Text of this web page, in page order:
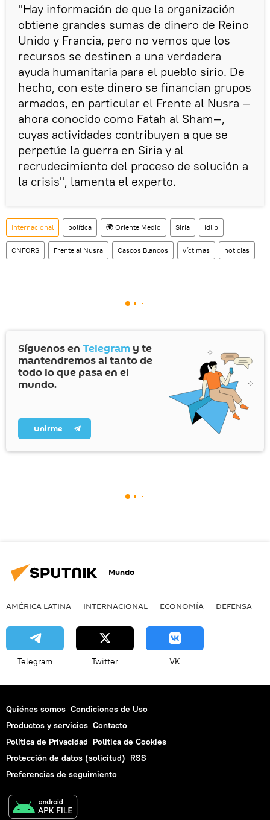
"Hay información de que la organización
obtiene grandes sumas de dinero de Reino
Unido y Francia, pero no vemos que los
recursos se destinen a una verdadera
ayuda humanitaria para el pueblo sirio. De
hecho, con este dinero se financian grupos
armados, en particular el Frente al Nusra —
ahora conocido como Fatah al Sham—,
cuyas actividades contribuyen a que se
perpetúe la guerra en Siria y al
recrudecimiento del proceso de solución a
la crisis", lamenta el experto.
Internacional política 🌍 Oriente Medio Siria Idlib
CNFORS Frente al Nusra Cascos Blancos víctimas noticias
Síguenos en Telegram y te
mantendremos al tanto de
todo lo que pasa en el
mundo.
Unirme
Mundo
AMÉRICA LATINA INTERNACIONAL ECONOMÍA DEFENSA
Telegram Twitter VK
Quiénes somos Condiciones de Uso
Productos y servicios Contacto
Política de Privacidad Politica de Cookies
Protección de datos (solicitud) RSS
Preferencias de seguimiento